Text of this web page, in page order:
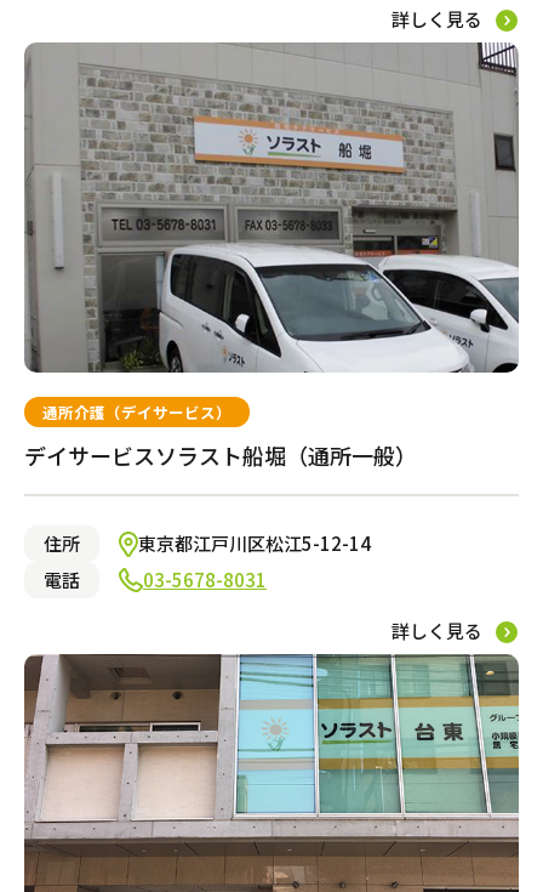
詳しく見る
通所介護（デイサービス）
デイサービスソラスト船堀（通所一般）
住所
東京都江戸川区松江5-12-14
電話
03-5678-8031
詳しく見る